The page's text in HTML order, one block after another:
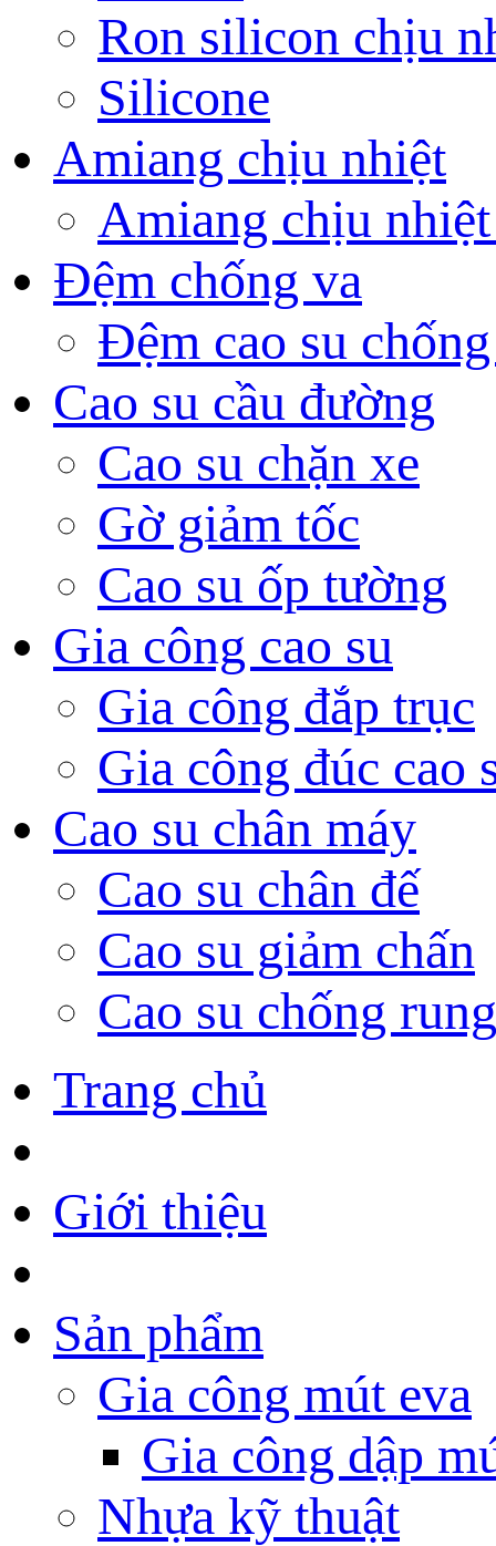
Ron silicon chịu
Silicone
Amiang chịu nhiệt
Amiang chịu
Đệm chống va
Đệm cao su
Cao su cầu đường
Cao su chặn xe
Gờ giảm tốc
Cao su ốp tường
Gia công cao su
Gia công đắp trục
Gia công đúc cao
Cao su chân máy
Cao su chân đế
Cao su giảm chấn
Cao su chống rung
Trang chủ
Giới thiệu
Sản phẩm
Gia công mút eva
Gia công dập
Nhựa kỹ thuật